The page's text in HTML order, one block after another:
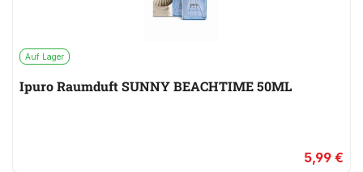
Auf Lager
Ipuro Raumduft SUNNY BEACHTIME 50ML
5,99 €